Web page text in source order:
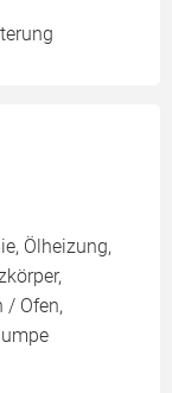
Ölheizung,
/ Ofen,